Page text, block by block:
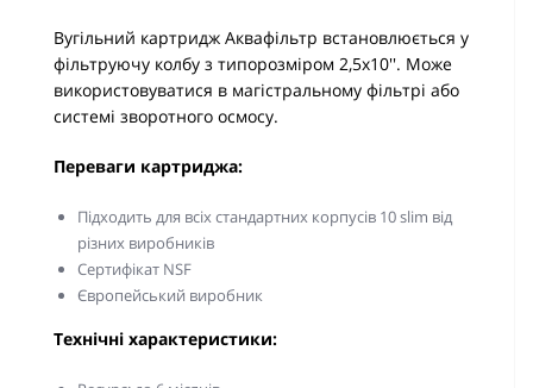
Вугільний картридж Аквафільтр встановлюється у
фільтруючу колбу з типорозміром 2,5х10''. Може
використовуватися в магістральному фільтрі або
системі зворотного осмосу.
Переваги картриджа:
Підходить для всіх стандартних корпусів 10 slim від
різних виробників
Сертифікат NSF
Європейський виробник
Технічні характеристики: